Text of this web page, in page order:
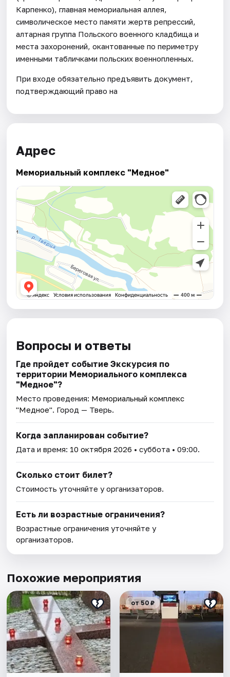
Карпенко), главная мемориальная аллея,
символическое место памяти жертв репрессий,
алтарная группа Польского военного кладбища и
места захоронений, окантованные по периметру
именными табличками польских военнопленных.
При входе обязательно предъявить документ,
подтверждающий право на
Адрес
Мемориальный комплекс "Медное"
Вопросы и ответы
Где пройдет событие Экскурсия по
территории Мемориального комплекса
"Медное"?
Место проведения: Мемориальный комплекс
"Медное". Город — Тверь.
Когда запланирован событие?
Дата и время: 10 октября 2026 • суббота • 09:00.
Сколько стоит билет?
Стоимость уточняйте у организаторов.
Есть ли возрастные ограничения?
Возрастные ограничения уточняйте у
организаторов.
Похожие мероприятия
от 50 ₽